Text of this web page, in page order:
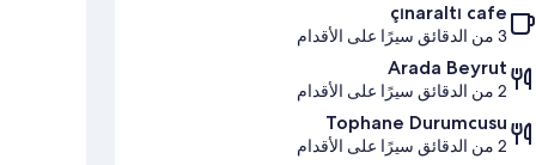
çınaraltı cafe
3 من الدقائق سيرًا على الأقدام
Arada Beyrut
2 من الدقائق سيرًا على الأقدام
Tophane Durumcusu
2 من الدقائق سيرًا على الأقدام